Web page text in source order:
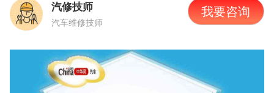
汽修技师
汽车维修技师
我要咨询